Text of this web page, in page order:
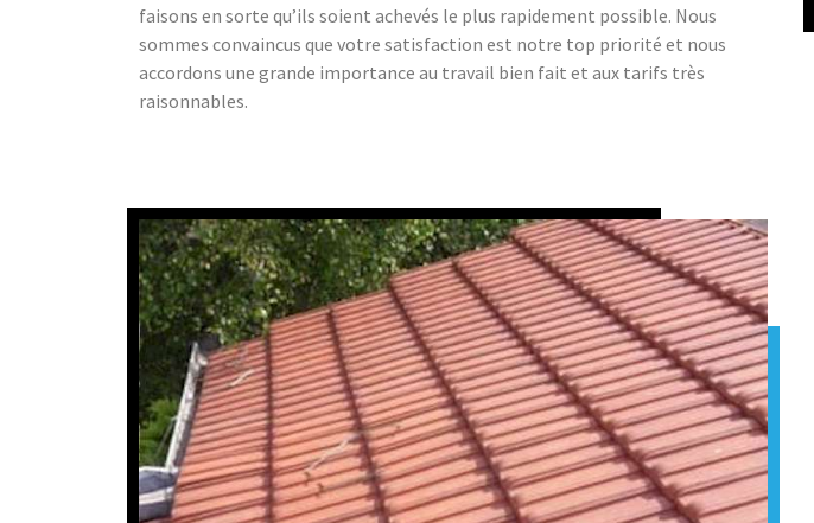
faisons en sorte qu’ils soient achevés le plus rapidement possible. Nous
sommes convaincus que votre satisfaction est notre top priorité et nous
accordons une grande importance au travail bien fait et aux tarifs très
raisonnables.